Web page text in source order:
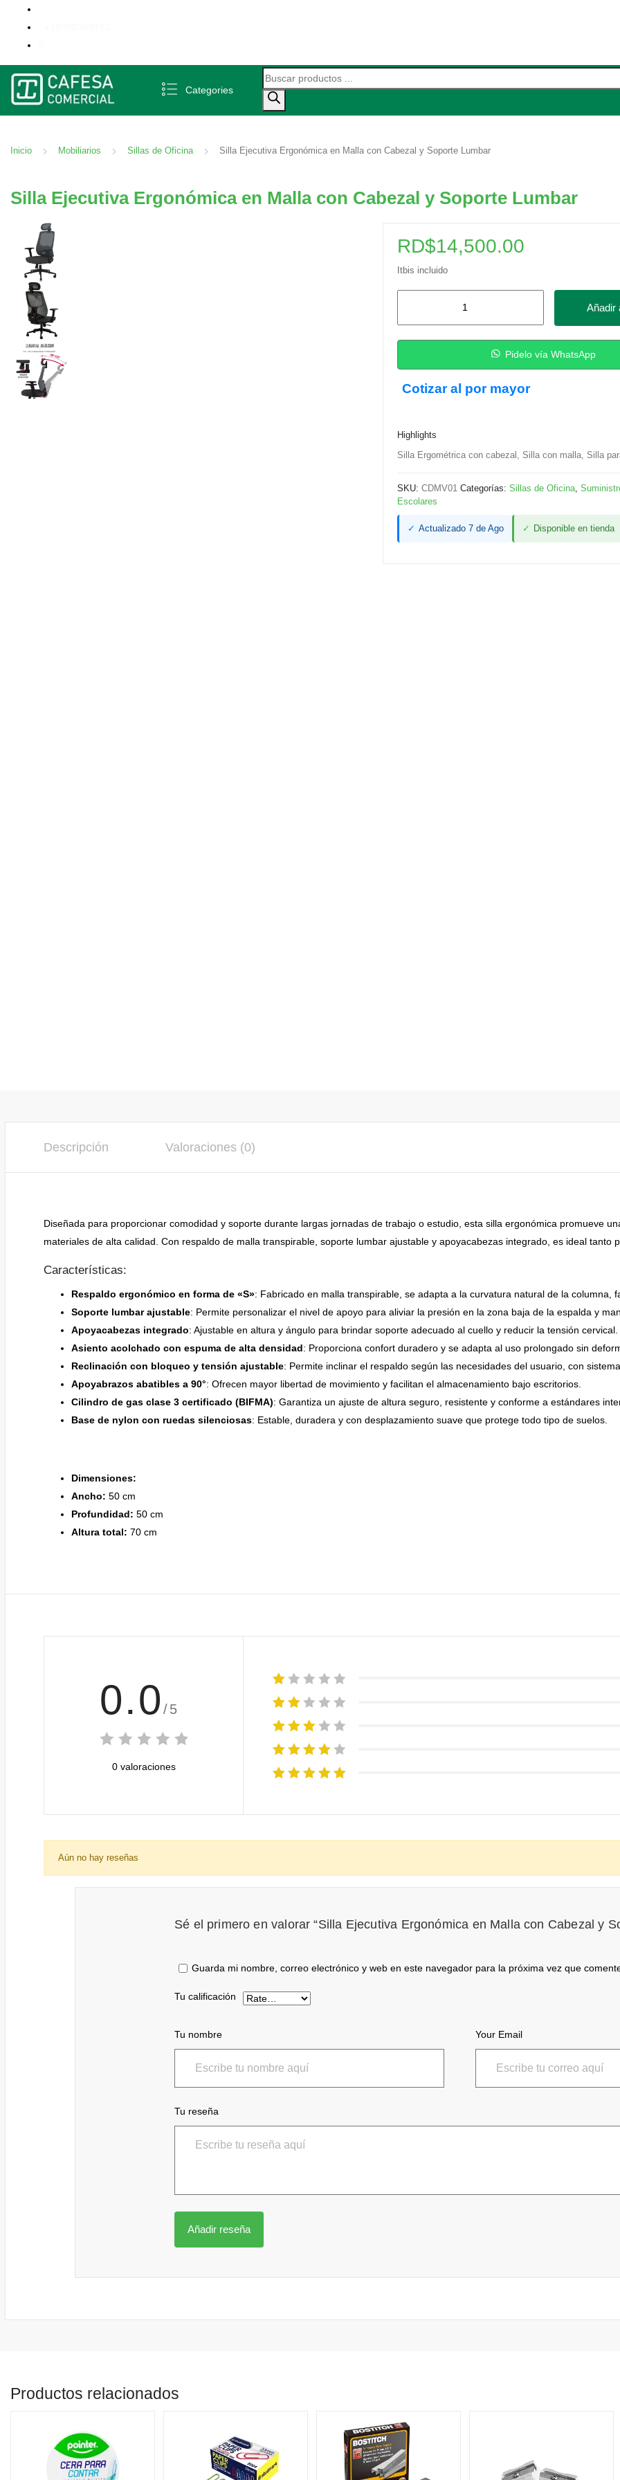
Categories
Búsqueda de productos
Inicio Mobiliarios Sillas de Oficina Silla Ejecutiva Ergonómica en Malla con Cabezal y Soporte Lumbar
Silla Ejecutiva Ergonómica en Malla con Cabezal y Soporte Lumbar
RD$14,500.00
Itbis incluido
Malla
con
Soporte
Lumbar
Añadir
Pidelo vía WhatsApp
Cotizar al por mayor
Highlights
Silla Ergométrica con cabezal, Silla con malla, Silla
SKU: CDMV01 Categorías: Sillas de Oficina,
Escolares
✓ Actualizado 7 de Ago ✓ Disponible en tienda
Descripción Valoraciones (0)
Diseñada para proporcionar comodidad y soporte durante largas jornadas de trabajo o estudio, esta silla ergonómica promueve
materiales de alta calidad. Con respaldo de malla transpirable, soporte lumbar ajustable y apoyacabezas integrado, es ideal tanto
Características:
Respaldo ergonómico en forma de «S»: Fabricado en malla transpirable, se adapta a la curvatura natural de la columna,
Soporte lumbar ajustable: Permite personalizar el nivel de apoyo para aliviar la presión en la zona baja de la espalda y
Apoyacabezas integrado: Ajustable en altura y ángulo para brindar soporte adecuado al cuello y reducir la tensión cervical.
Asiento acolchado con espuma de alta densidad: Proporciona confort duradero y se adapta al uso prolongado sin
Reclinación con bloqueo y tensión ajustable: Permite inclinar el respaldo según las necesidades del usuario, con
Apoyabrazos abatibles a 90°: Ofrecen mayor libertad de movimiento y facilitan el almacenamiento bajo escritorios.
Cilindro de gas clase 3 certificado (BIFMA): Garantiza un ajuste de altura seguro, resistente y conforme a estándares
Base de nylon con ruedas silenciosas: Estable, duradera y con desplazamiento suave que protege todo tipo de suelos.
Dimensiones:
Ancho: 50 cm
Profundidad: 50 cm
Altura total: 70 cm
0.0 /5
0 valoraciones
Aún no hay reseñas
Sé el primero en valorar “Silla Ejecutiva Ergonómica en Malla con Cabezal y
Tu nombre Your Email
Guarda mi nombre, correo electrónico y web en este navegador para la próxima vez que
Tu calificación
Tu reseña
Productos relacionados